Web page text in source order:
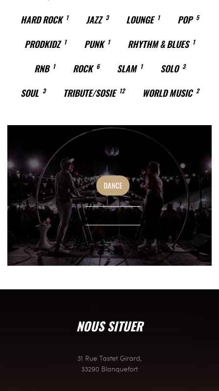
HARD ROCK
1 JAZZ 3 LOUNGE 1 POP 5
PRODKIDZ 1 PUNK 1 RHYTHM & BLUES 1
RNB 1 ROCK 6 SLAM 1 SOLO 3
SOUL 3 TRIBUTE/SOSIE 12 WORLD MUSIC 2
DANCE
DUO BOULE
NOUS SITUER
31 Rue Tastet Girard,
33290 Blanquefort